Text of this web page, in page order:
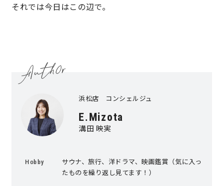
それでは今日はこの辺で。
浜松店 コンシェルジュ
E.Mizota
溝田 映実
Hobby
サウナ、旅行、洋ドラマ、映画鑑賞（気に入っ
たものを繰り返し見てます！）